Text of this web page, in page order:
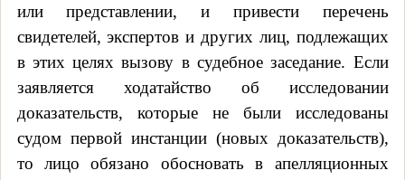
или представлении, и привести перечень
свидетелей, экспертов и других лиц, подлежащих
в этих целях вызову в судебное заседание. Если
заявляется ходатайство об исследовании
доказательств, которые не были исследованы
судом первой инстанции (новых доказательств),
то лицо обязано обосновать в апелляционных